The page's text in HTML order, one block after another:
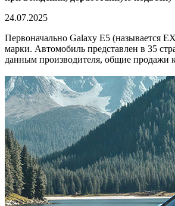
24.07.2025
Первоначально Galaxy E5 (называется
марки. Автомобиль представлен в 35
данным производителя, общие продажи